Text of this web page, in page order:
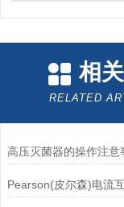
相
RELATED
高压灭菌器的操作注意